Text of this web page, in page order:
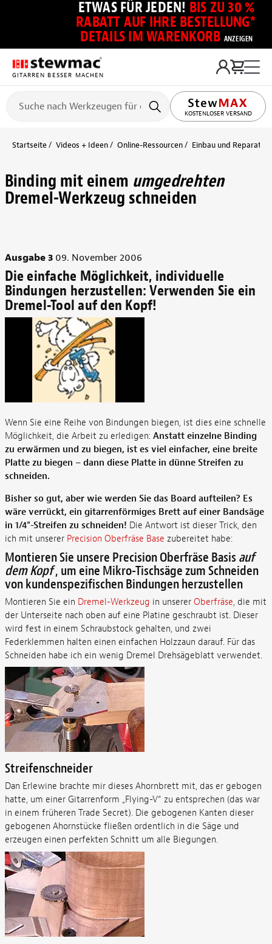
ETWAS FÜR JEDEN! BIS ZU 30 %
RABATT AUF IHRE BESTELLUNG*
DETAILS IM WARENKORB ANZEIGEN
GITARREN BESSER MACHEN
KOSTENLOSER VERSAND
Startseite Videos + Ideen Online-Ressourcen Einbau und Reparatur
Binding mit einem umgedrehten
Dremel-Werkzeug schneiden
Ausgabe 309. November 2006
Die einfache Möglichkeit, individuelle
Bindungen herzustellen: Verwenden Sie ein
Dremel-Tool auf den Kopf!
Wenn Sie eine Reihe von Bindungen biegen, ist dies eine schnelle
Möglichkeit, die Arbeit zu erledigen: Anstatt einzelne Binding
zu erwärmen und zu biegen, ist es viel einfacher, eine breite
Platte zu biegen – dann diese Platte in dünne Streifen zu
schneiden.
Bisher so gut, aber wie werden Sie das Board aufteilen? Es
wäre verrückt, ein gitarrenförmiges Brett auf einer Bandsäge
in 1/4"-Streifen zu schneiden! Die Antwort ist dieser Trick, den
ich mit unserer Precision Oberfräse Base zubereitet habe:
Montieren Sie unsere Precision Oberfräse Basis auf
dem Kopf, um eine Mikro-Tischsäge zum Schneiden
von kundenspezifischen Bindungen herzustellen
Montieren Sie ein Dremel-Werkzeug in unserer Oberfräse, die mit
der Unterseite nach oben auf eine Platine geschraubt ist. Dieser
wird fest in einem Schraubstock gehalten, und zwei
Federklemmen halten einen einfachen Holzzaun darauf. Für das
Schneiden habe ich ein wenig Dremel Drehsägeblatt verwendet.
Streifenschneider
Dan Erlewine brachte mir dieses Ahornbrett mit, das er gebogen
hatte, um einer Gitarrenform „Flying-V“ zu entsprechen (das war
in einem früheren Trade Secret). Die gebogenen Kanten dieser
gebogenen Ahornstücke fließen ordentlich in die Säge und
erzeugen einen perfekten Schnitt um alle Biegungen.